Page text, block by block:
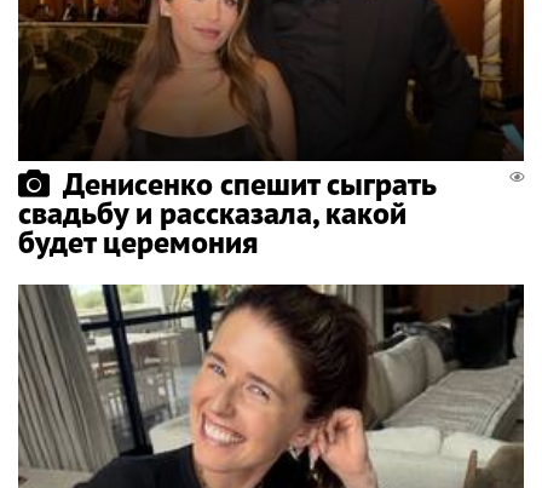
Денисенко спешит сыграть
свадьбу и рассказала, какой
будет церемония